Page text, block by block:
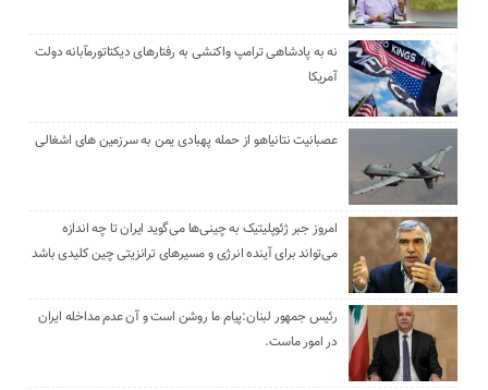
نه به پادشاهی ترامپ واکنشی به رفتارهای دیکتاتورمآبانه دولت
آمریکا
عصبانیت نتانیاهو از حمله پهبادی یمن به سرزمین های اشغالی
امروز جبر ژئوپلیتیک به چینی‌ها می‌گوید ایران تا چه اندازه
می‌تواند برای آینده انرژی و مسیرهای ترانزیتی چین کلیدی باشد
رئیس جمهور لبنان:پیام ما روشن است و آن عدم مداخله ایران
در امور ماست.